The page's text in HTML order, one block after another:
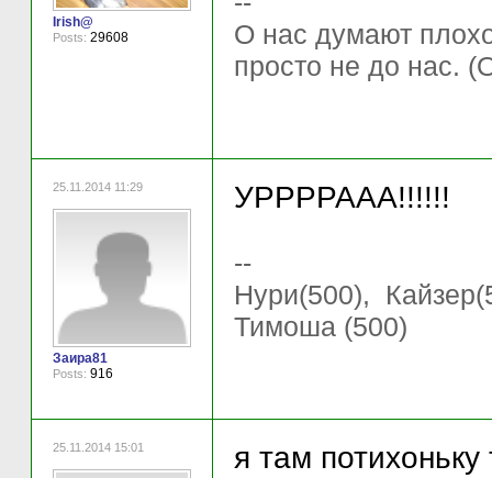
Irish@
Posts: 29608
О нас думают
просто не до нас.
25.11.2014 11:29
Заира81
Posts: 916
УРРРРААА!!!!!!
--
Нури(500),
Тимоша (500)
25.11.2014 15:01
я там